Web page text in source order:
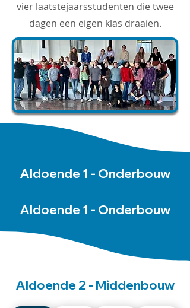
vier laatstejaarsstudenten die twee
dagen een eigen klas draaien.
Aldoende 1 - Onderbouw
Aldoende 1 - Onderbouw
Aldoende 2 - Middenbouw